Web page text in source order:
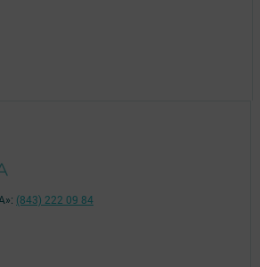
(843) 222 09 84